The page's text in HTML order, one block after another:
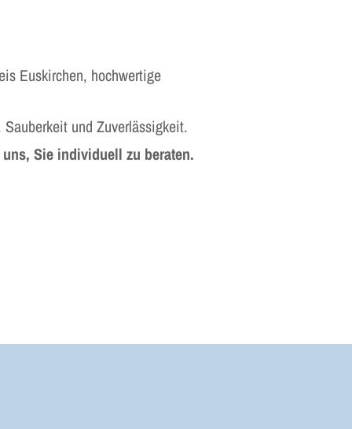
Euskirchen, hochwertige
und Zuverlässigkeit.
Sie individuell zu beraten.